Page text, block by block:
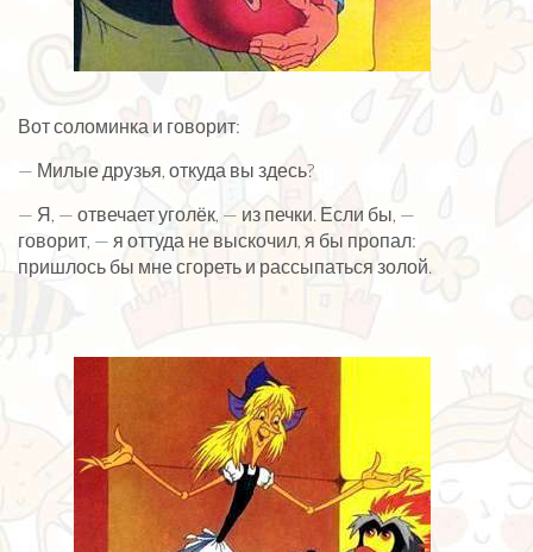
Вот соломинка и говорит:
— Милые друзья, откуда вы здесь?
— Я, — отвечает уголёк, — из печки. Если бы, —
говорит, — я оттуда не выскочил, я бы пропал:
пришлось бы мне сгореть и рассыпаться золой.